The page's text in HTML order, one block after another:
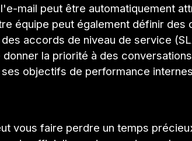
mail peut être automatiquement
équipe peut également définir des
accords de niveau de service
la priorité à des conversations
objectifs de performance
vous faire perdre un temps